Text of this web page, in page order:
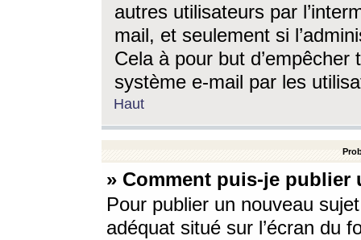
autres utilisateurs par
mail, et seulement si
Cela à pour but
système e-mail par les
Haut
» Comment puis-je
Pour publier un nouveau
adéquat situé sur l’écran du